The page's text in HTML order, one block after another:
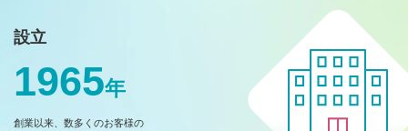
設立
1965年
創業以来、数多くのお客様の